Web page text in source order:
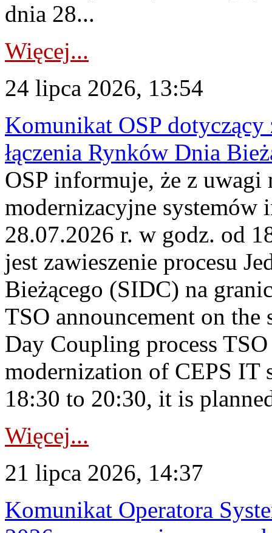
dnia 28...
Więcej...
24 lipca 2026, 13:54
Komunikat OSP dotyczący
łączenia Rynków Dnia
OSP informuje, że z uwagi
modernizacyjne
28.07.2026 r. w godz. od
jest zawieszenie procesu
Bieżącego (SIDC) na
TSO announcement on
Day Coupling process
modernization of CEPS IT
18:30 to 20:30, it is
Więcej...
21 lipca 2026, 14:37
Komunikat Operatora